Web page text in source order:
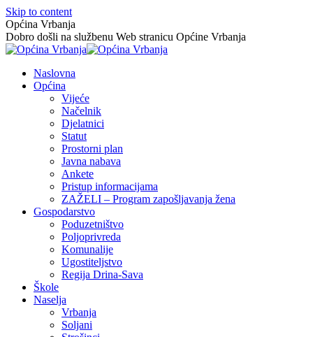
Skip to content
Općina Vrbanja
Dobro došli na službenu Web stranicu Općine Vrbanja
Naslovna
Općina
Vijeće
Načelnik
Djelatnici
Statut
Prostorni plan
Javna nabava
Ankete
Pristup informacijama
ZAŽELI – Program zapošljavanja žena
Gospodarstvo
Poduzetništvo
Poljoprivreda
Komunalije
Ugostiteljstvo
Regija Drina-Sava
Škole
Naselja
Vrbanja
Soljani